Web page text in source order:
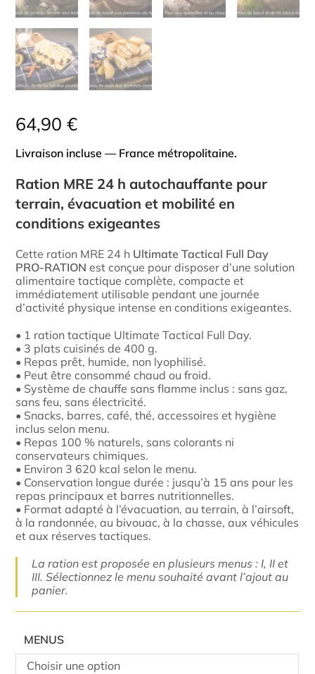
64,90€
Livraison incluse — France métropolitaine.
Ration MRE 24 h autochauffante pour
terrain, évacuation et mobilité en
conditions exigeantes
Cette ration MRE 24 h Ultimate Tactical Full Day
PRO-RATION est conçue pour disposer d’une solution
alimentaire tactique complète, compacte et
immédiatement utilisable pendant une journée
d’activité physique intense en conditions exigeantes.
• 1 ration tactique Ultimate Tactical Full Day.
• 3 plats cuisinés de 400 g.
• Repas prêt, humide, non lyophilisé.
• Peut être consommé chaud ou froid.
• Système de chauffe sans flamme inclus : sans gaz,
sans feu, sans électricité.
• Snacks, barres, café, thé, accessoires et hygiène
inclus selon menu.
• Repas 100 % naturels, sans colorants ni
conservateurs chimiques.
• Environ 3 620 kcal selon le menu.
• Conservation longue durée : jusqu’à 15 ans pour les
repas principaux et barres nutritionnelles.
• Format adapté à l’évacuation, au terrain, à l’airsoft,
à la randonnée, au bivouac, à la chasse, aux véhicules
et aux réserves tactiques.
La ration est proposée en plusieurs menus : I, II et
III. Sélectionnez le menu souhaité avant l’ajout au
panier.
MENUS
Choisir une option